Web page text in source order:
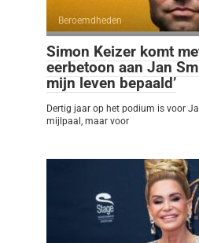
Beroemdheden
Simon Keizer komt
eerbetoon aan Jan
mijn leven bepaald’
Dertig jaar op het podium is voor
mijlpaal, maar voor